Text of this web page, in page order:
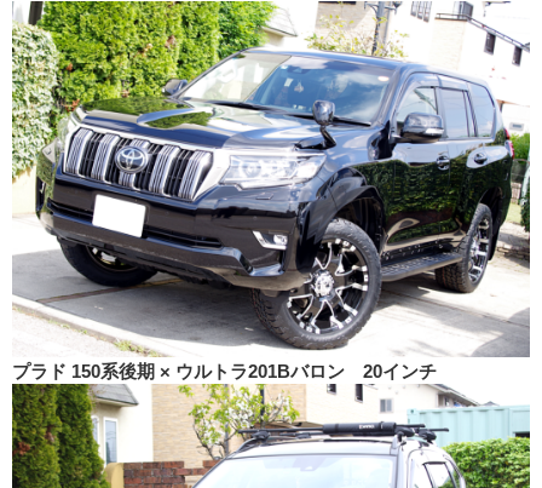
プラド 150系後期 × ウルトラ201Bバロン 20インチ